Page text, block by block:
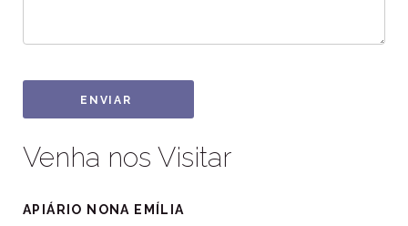
ENVIAR
Venha nos Visitar
APIÁRIO NONA EMÍLIA